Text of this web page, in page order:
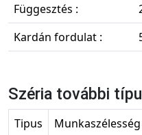
Függesztés :
Kardán fordulat :
Széria további
Tipus Munkaszélesség